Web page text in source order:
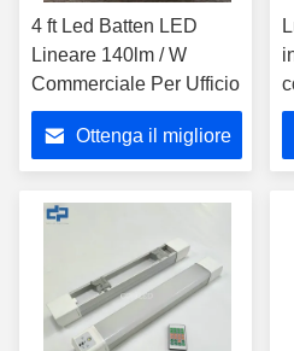
4 ft Led Batten LED
Lineare 140lm / W
Commerciale Per Ufficio
Ottenga il migliore